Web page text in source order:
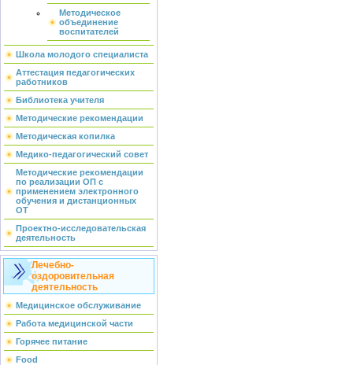
Методическое
объединение
воспитателей
Школа молодого специалиста
Аттестация педагогических
работников
Библиотека учителя
Методические рекомендации
Методическая копилка
Медико-педагогический совет
Методические рекомендации
по реализации ОП с
применением электронного
обучения и дистанционных
ОТ
Проектно-исследовательская
деятельность
Лечебно-
оздоровительная
деятельность
Медицинское обслуживание
Работа медицинской части
Горячее питание
Food